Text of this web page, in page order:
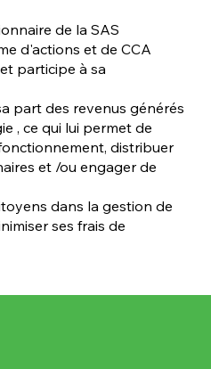
de la SAS
d'actions et de CCA
participe à sa
part des revenus générés
, ce qui lui permet de
distribuer
et /ou engager de
dans la gestion de
ses frais de